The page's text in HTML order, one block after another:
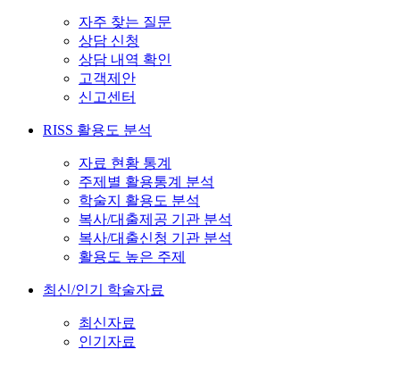
자주 찾는 질문
상담 신청
상담 내역 확인
고객제안
신고센터
RISS 활용도 분석
자료 현황 통계
주제별 활용통계 분석
학술지 활용도 분석
복사/대출제공 기관 분석
복사/대출신청 기관 분석
활용도 높은 주제
최신/인기 학술자료
최신자료
인기자료